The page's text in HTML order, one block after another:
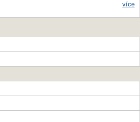
více